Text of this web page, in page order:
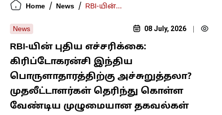
Home / News / RBI-யின்...
News 08 July, 2026
RBI-யின் புதிய எச்சரிக்கை:
கிரிப்டோகரன்சி இந்திய
பொருளாதாரத்திற்கு அச்சுறுத்தலா?
முதலீட்டாளர்கள் தெரிந்து கொள்ள
வேண்டிய முழுமையான தகவல்கள்